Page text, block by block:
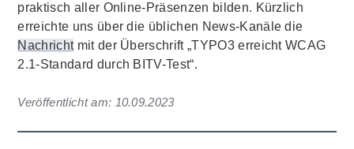
praktisch aller Online-Präsenzen bilden. Kürzlich
erreichte uns über die üblichen News-Kanäle die
Nachrichtmit der Überschrift „TYPO3 erreicht WCAG
2.1-Standard durch BITV-Test“.
Veröffentlicht am: 10.09.2023